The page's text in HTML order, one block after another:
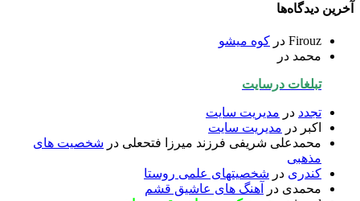
آخرین دیدگاه‌ها
Firouz در کوه میشو
محمد در
تبلغات درسایت
تجدد در مدیریت سایت
اکبر در مدیریت سایت
محمدعلی شریفی فرزند میرزا فتحعلی در شخصیت های
مذهبی
کندری در شخصیتهای علمی روستا
محمدی در
آهنگ های عاشیق قشم